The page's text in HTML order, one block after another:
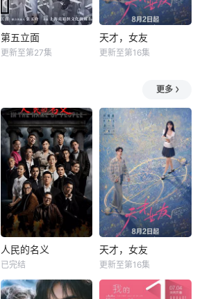
第五立面
更新至第27集
天才，女友
更新至第16集
更多
人民的名义
已完结
天才，女友
更新至第16集